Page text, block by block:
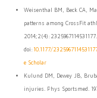
Weisenthal BM, Beck CA,
patterns among CrossFit
2014;2(4):2325967114531177.
doi: 10.1177/
e Scholar
Kulund DM, Dewey JB,
injuries. Phys Sportsmed.